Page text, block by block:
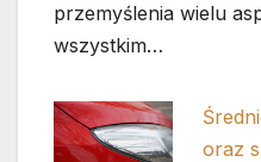
przemyślenia wielu
wszystkim…
oraz